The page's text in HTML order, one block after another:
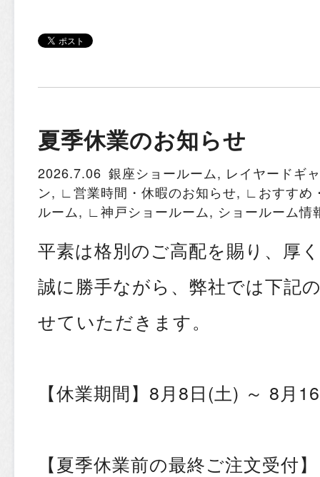
夏季休業のお知らせ
2026.7.06 銀座ショールーム, レイヤードギ
ン, ∟営業時間・休暇のお知らせ, ∟おすすめ
ルーム, ∟神戸ショールーム, ショールーム情
平素は格別のご高配を賜り、厚
誠に勝手ながら、弊社では下記
せていただきます。
【休業期間】8月8日(土) ～ 8月
【夏季休業前の最終ご注文受付】